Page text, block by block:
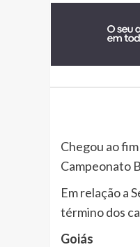
Chegou ao
Campeonato
Em relação a
término dos
Goiás